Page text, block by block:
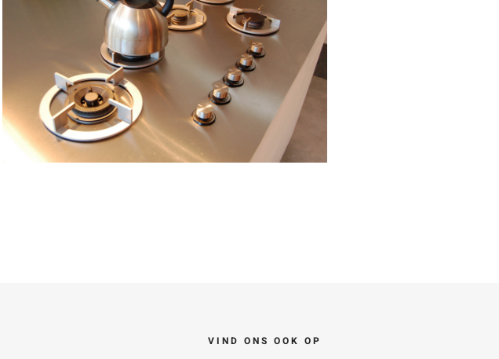
VIND ONS OOK OP